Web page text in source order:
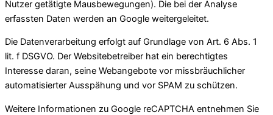
Nutzer getätigte Mausbewegungen). Die bei der Analyse
erfassten Daten werden an Google weitergeleitet.
Die Datenverarbeitung erfolgt auf Grundlage von Art. 6 Abs. 1
lit. f DSGVO. Der Websitebetreiber hat ein berechtigtes
Interesse daran, seine Webangebote vor missbräuchlicher
automatisierter Ausspähung und vor SPAM zu schützen.
Weitere Informationen zu Google reCAPTCHA entnehmen Sie